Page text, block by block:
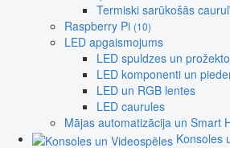
Termiski sarūkošās
Raspberry Pi (10)
LED apgaismojums
LED spuldzes un
LED komponenti un
LED un RGB lentes
LED caurules
Mājas automatizācija un Smart
Konsoles